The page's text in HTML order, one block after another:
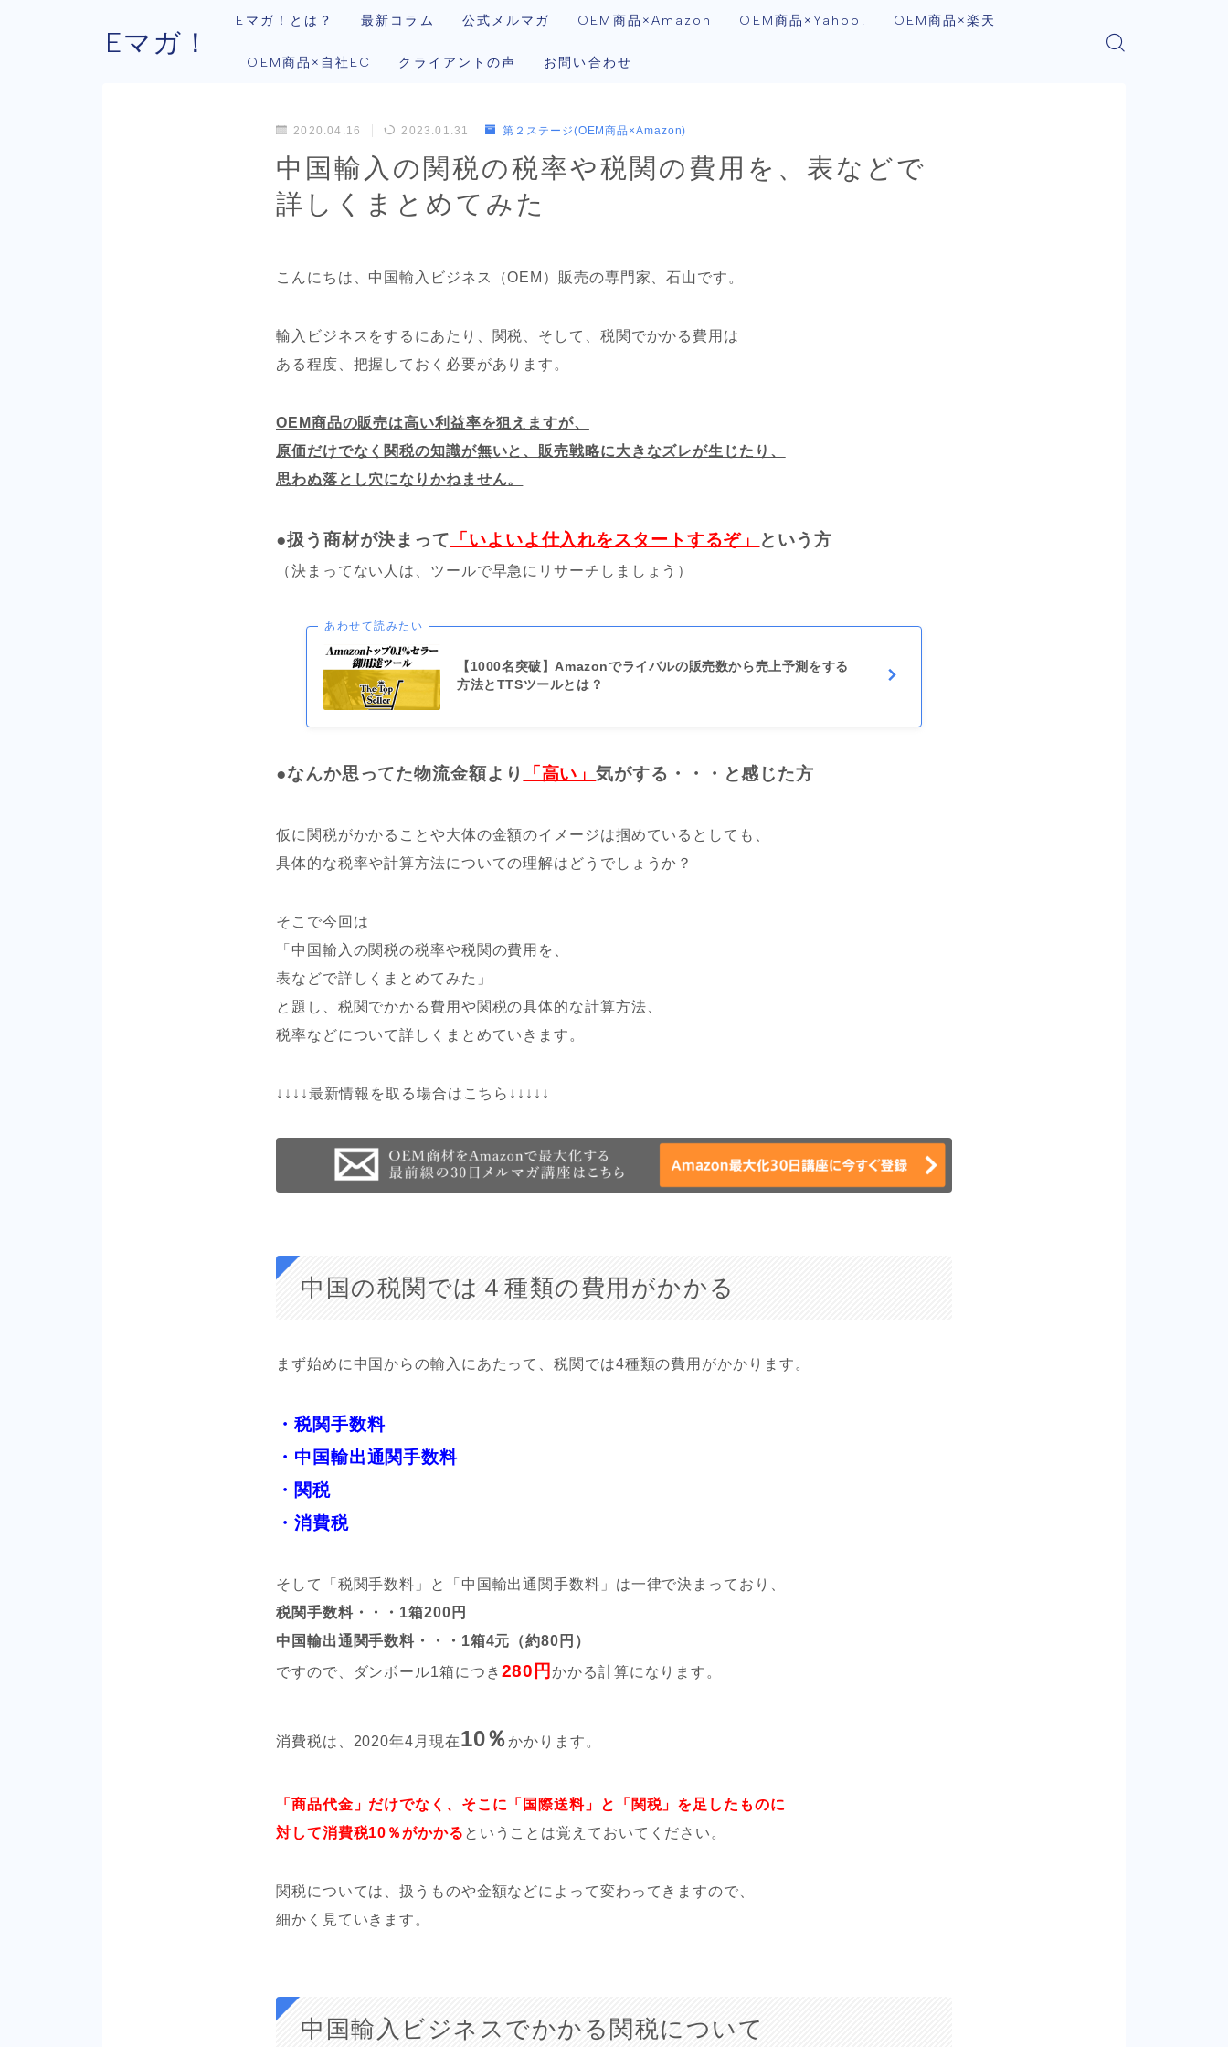
Eマガ！
Eマガ！とは？ 最新コラム 公式メルマガ OEM商品×Amazon OEM商品×Yahoo! OEM商品×楽天
OEM商品×自社EC クライアントの声 お問い合わせ
2020.04.16 2023.01.31 第２ステージ(OEM商品×Amazon)
中国輸入の関税の税率や税関の費用を、表などで
詳しくまとめてみた
こんにちは、中国輸入ビジネス（OEM）販売の専門家、石山です。
輸入ビジネスをするにあたり、関税、そして、税関でかかる費用は
ある程度、把握しておく必要があります。
OEM商品の販売は高い利益率を狙えますが、
原価だけでなく関税の知識が無いと、販売戦略に大きなズレが生じたり、
思わぬ落とし穴になりかねません。
●扱う商材が決まって 「いよいよ仕入れをスタートするぞ」 という方
（決まってない人は、ツールで早急にリサーチしましょう）
あわせて読みたい
【1000名突破】Amazonでライバルの販売数から売上予測をする
方法とTTSツールとは？
●なんか思ってた物流金額より 「高い」気がする・・・と感じた方
仮に関税がかかることや大体の金額のイメージは掴めているとしても、
具体的な税率や計算方法についての理解はどうでしょうか？
そこで今回は
「中国輸入の関税の税率や税関の費用を、
表などで詳しくまとめてみた」
と題し、税関でかかる費用や関税の具体的な計算方法、
税率などについて詳しくまとめていきます。
↓↓↓↓最新情報を取る場合はこちら↓↓↓↓↓
中国の税関では４種類の費用がかかる
まず始めに中国からの輸入にあたって、税関では4種類の費用がかかります。
・税関手数料
・中国輸出通関手数料
・関税
・消費税
そして「税関手数料」と「中国輸出通関手数料」は一律で決まっており、
税関手数料・・・1箱200円
中国輸出通関手数料・・・1箱4元（約80円）
ですので、ダンボール1箱につき 280円かかる計算になります。
消費税は、2020年4月現在10％かかります。
「商品代金」だけでなく、そこに「国際送料」と「関税」を足したものに
対して消費税10％がかかる ということは覚えておいてください。
関税については、扱うものや金額などによって変わってきますので、
細かく見ていきます。
中国輸入ビジネスでかかる関税について